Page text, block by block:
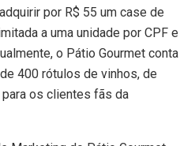
por R$ 55 um case de
a uma unidade por CPF e
o Pátio Gourmet conta
400 rótulos de vinhos, de
os clientes fãs da